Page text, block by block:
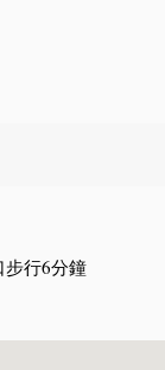
行6分鐘